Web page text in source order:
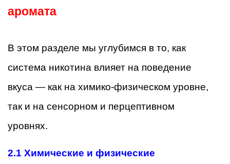
аромата
В этом разделе мы углубимся в то, как
система никотина влияет на поведение
вкуса — как на химико-физическом уровне,
так и на сенсорном и перцептивном
уровнях.
2.1 Химические и физические